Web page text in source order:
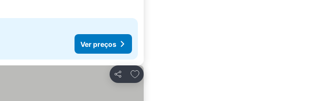
Ver preços
Partilhar
Adicionar aos favoritos